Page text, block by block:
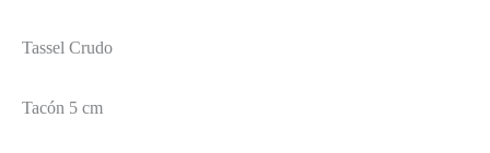
Tassel Crudo
Tacón 5 cm